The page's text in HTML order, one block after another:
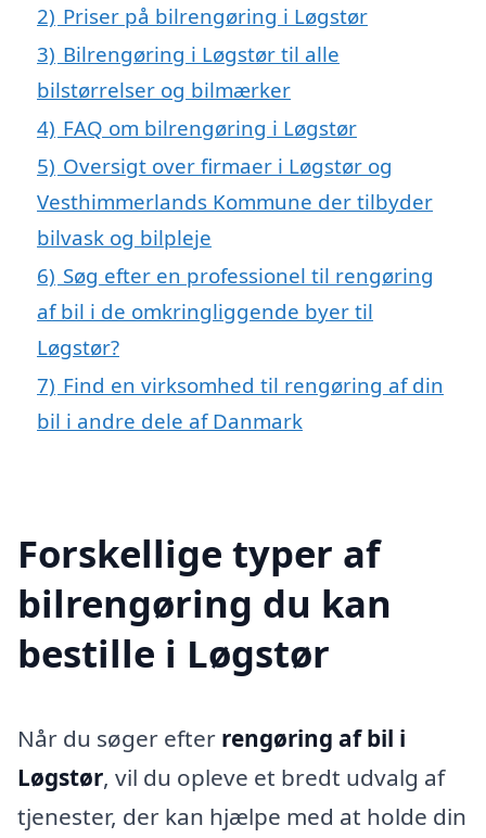
2) Priser på bilrengøring i Løgstør
3) Bilrengøring i Løgstør til alle
bilstørrelser og bilmærker
4) FAQ om bilrengøring i Løgstør
5) Oversigt over firmaer i Løgstør og
Vesthimmerlands Kommune der tilbyder
bilvask og bilpleje
6) Søg efter en professionel til rengøring
af bil i de omkringliggende byer til
Løgstør?
7) Find en virksomhed til rengøring af din
bil i andre dele af Danmark
Forskellige typer af
bilrengøring du kan
bestille i Løgstør
Når du søger efter rengøring af bil i
Løgstør, vil du opleve et bredt udvalg af
tjenester, der kan hjælpe med at holde din